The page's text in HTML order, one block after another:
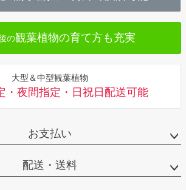
へ
の観葉植物の育て方も充実
大型＆中型観葉植物
・夜間指定・日祝日配送可能
お支払い
配送・送料